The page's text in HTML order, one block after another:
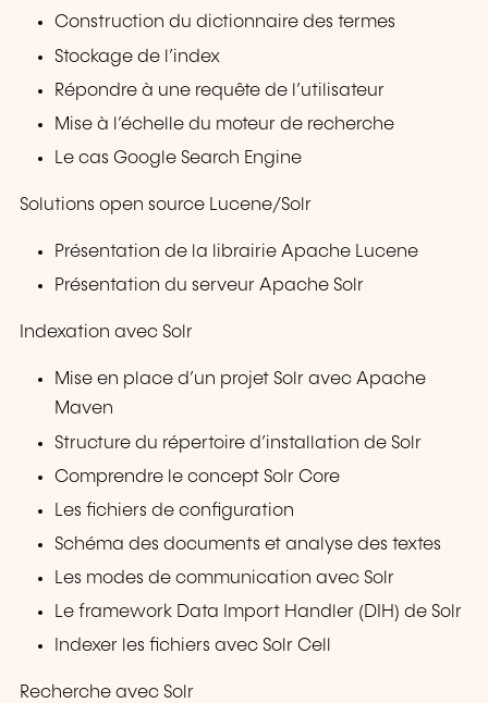
Construction du dictionnaire des termes
Stockage de l’index
Répondre à une requête de l’utilisateur
Mise à l’échelle du moteur de recherche
Le cas Google Search Engine
Solutions open source Lucene/Solr
Présentation de la librairie Apache Lucene
Présentation du serveur Apache Solr
Indexation avec Solr
Mise en place d’un projet Solr avec Apache
Maven
Structure du répertoire d’installation de Solr
Comprendre le concept Solr Core
Les fichiers de configuration
Schéma des documents et analyse des textes
Les modes de communication avec Solr
Le framework Data Import Handler (DIH) de Solr
Indexer les fichiers avec Solr Cell
Recherche avec Solr